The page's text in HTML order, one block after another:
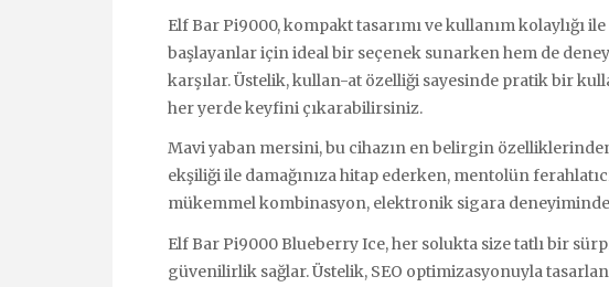
Elf Bar Pi9000, kompakt tasarımı ve kullanım kolaylığı
başlayanlar için ideal bir seçenek sunarken hem de
karşılar. Üstelik, kullan-at özelliği sayesinde pratik bir
her yerde keyfini çıkarabilirsiniz.
Mavi yaban mersini, bu cihazın en belirgin
ekşiliği ile damağınıza hitap ederken, mentolün
mükemmel kombinasyon, elektronik sigara deneyiminde
Elf Bar Pi9000 Blueberry Ice, her solukta size tatlı bir
güvenilirlik sağlar. Üstelik, SEO optimizasyonuyla